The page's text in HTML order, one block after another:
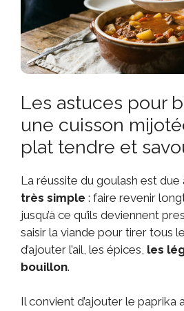
Les astuces pour
une cuisson
plat tendre et
La réussite du goulash est due
très simple : faire revenir
jusqu’à ce qu’ils deviennent
saisir la viande pour tirer tous
d’ajouter l’ail, les épices, les
bouillon.
Il convient d’ajouter le paprika